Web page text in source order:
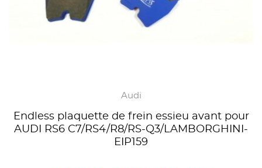
Audi
Endless plaquette de frein essieu avant pour
AUDI RS6 C7/RS4/R8/RS-Q3/LAMBORGHINI-
EIP159